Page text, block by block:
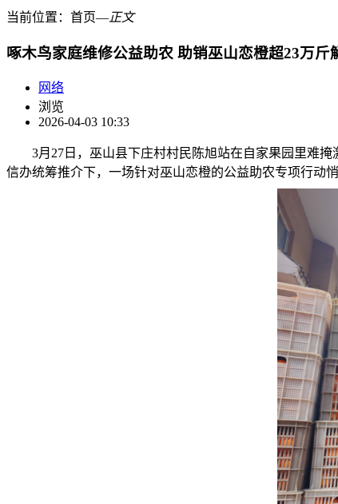
当前位置： 首页―正文
啄木鸟家庭维修公益助农 助销巫山恋橙超23万斤
网络
浏览
2026-04-03 10:33
3月27日，巫山县下庄村村民陈旭站在自家果园里难
信办统筹推介下，一场针对巫山恋橙的公益助农专项行动